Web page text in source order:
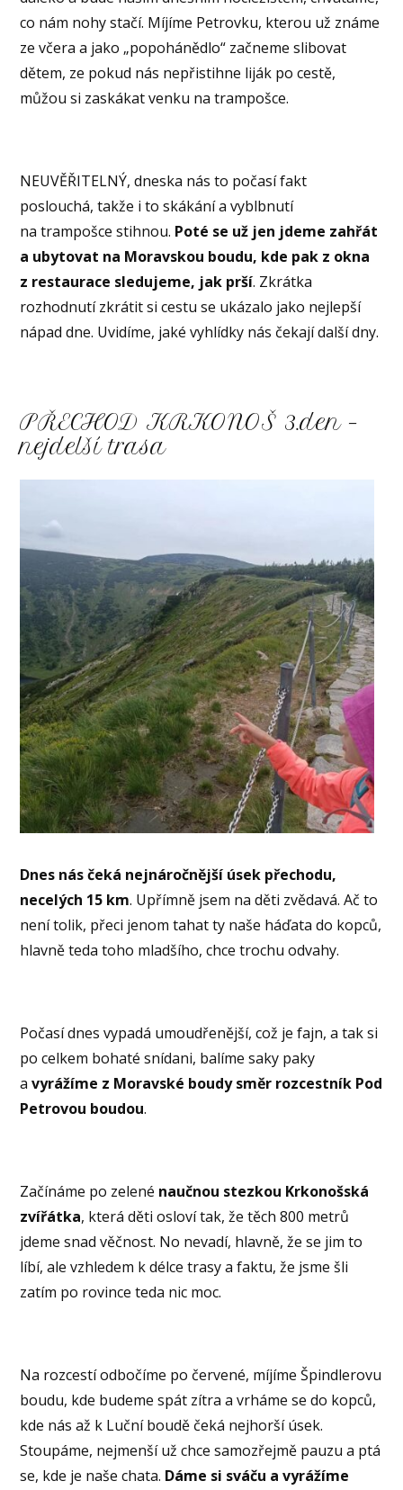
co nám nohy stačí. Míjíme Petrovku, kterou už známe
ze včera a jako „popohánědlo“ začneme slibovat
dětem, ze pokud nás nepřistihne liják po cestě,
můžou si zaskákat venku na trampošce.
NEUVĚŘITELNÝ, dneska nás to počasí fakt
poslouchá, takže i to skákání a vyblbnutí
na trampošce stihnou. Poté se už jen jdeme zahřát
a ubytovat na Moravskou boudu, kde pak z okna
z restaurace sledujeme, jak prší. Zkrátka
rozhodnutí zkrátit si cestu se ukázalo jako nejlepší
nápad dne. Uvidíme, jaké vyhlídky nás čekají další dny.
PŘECHOD KRKONOŠ 3.den –
nejdelší trasa
Dnes nás čeká nejnáročnější úsek přechodu,
necelých 15 km. Upřímně jsem na děti zvědavá. Ač to
není tolik, přeci jenom tahat ty naše háďata do kopců,
hlavně teda toho mladšího, chce trochu odvahy.
Počasí dnes vypadá umoudřenější, což je fajn, a tak si
po celkem bohaté snídani, balíme saky paky
avyrážíme z Moravské boudy směr rozcestník Pod
Petrovou boudou.
Začínáme po zelené naučnou stezkou Krkonošská
zvířátka, která děti osloví tak, že těch 800 metrů
jdeme snad věčnost. No nevadí, hlavně, že se jim to
líbí, ale vzhledem k délce trasy a faktu, že jsme šli
zatím po rovince teda nic moc.
Na rozcestí odbočíme po červené, míjíme Špindlerovu
boudu, kde budeme spát zítra a vrháme se do kopců,
kde nás až k Luční boudě čeká nejhorší úsek.
Stoupáme, nejmenší už chce samozřejmě pauzu a ptá
se, kde je naše chata. Dáme si sváču a vyrážíme